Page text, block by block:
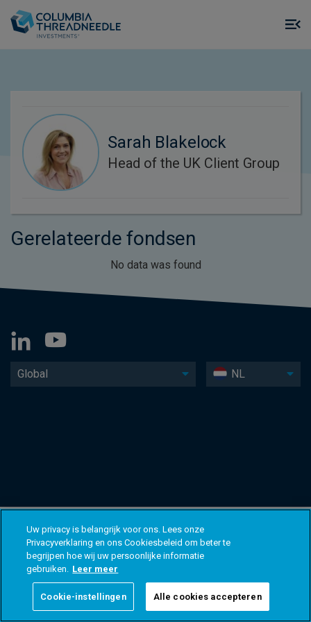
Sarah Blakelock
Head of the UK Client Group
Gerelateerde fondsen
No data was found
Global NL
Uw privacy is belangrijk voor ons. Lees onze
Privacyverklaring en ons Cookiesbeleid om beter te
begrijpen hoe wij uw persoonlijke informatie
gebruiken. Leer meer
Cookie-instellingen Alle cookies accepteren